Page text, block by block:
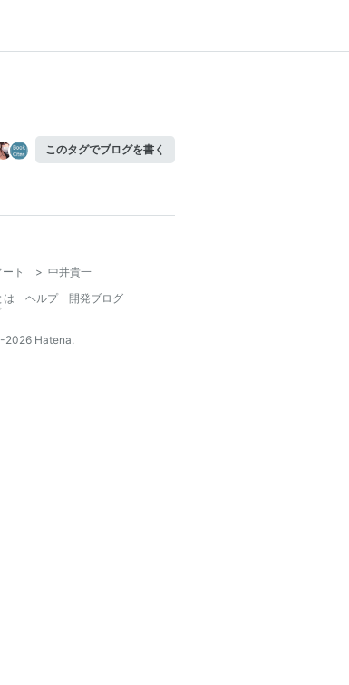
このタグでブログを書く
ート > 中井貴一
は
ヘルプ
開発ブログ
2026 Hatena.